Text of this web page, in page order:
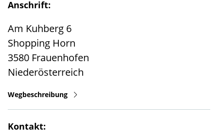
Anschrift:
Am Kuhberg 6
Shopping Horn
3580 Frauenhofen
Niederösterreich
Wegbeschreibung
Kontakt: